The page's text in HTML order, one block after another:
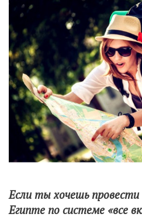
Если ты хочешь
Египте по системе «все